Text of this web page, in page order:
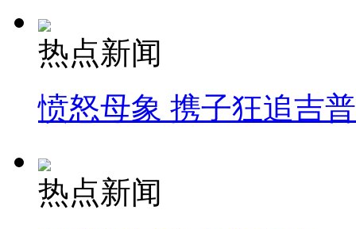
热点新闻
愤怒母象 携子狂追吉
热点新闻